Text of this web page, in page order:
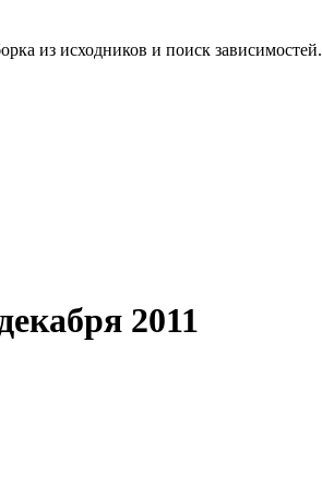
из исходников и поиск зависимостей.
2011